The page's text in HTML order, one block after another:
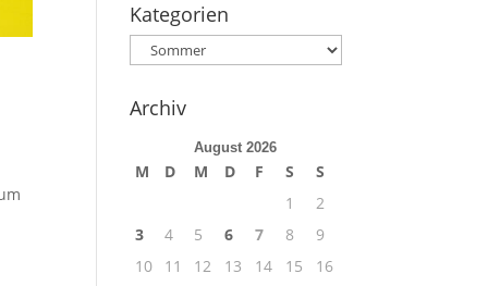
Kategorien
Kategorien
Archiv
August 2026
M D M D F S
S
1
2
3
4 5 6 7 8
9
10
11 12 13 14 15
16